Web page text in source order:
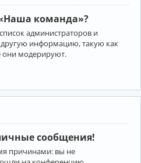
команда»?
администраторов и
информацию, такую как
они модерируют.
сообщения!
причинами: вы не